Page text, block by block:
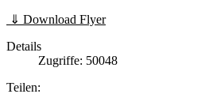
⇓ Download Flyer
Details
Zugriffe: 50048
Teilen: